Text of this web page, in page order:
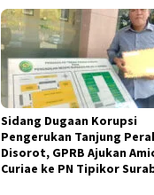
Sidang Dugaan Korupsi
Pengerukan Tanjung
Disorot, GPRB Ajukan
Curiae ke PN Tipikor